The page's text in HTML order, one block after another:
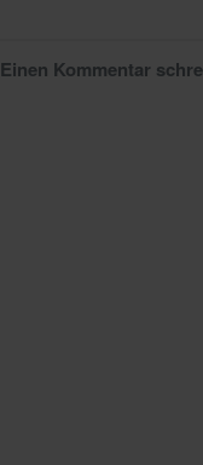
Einen Kommentar